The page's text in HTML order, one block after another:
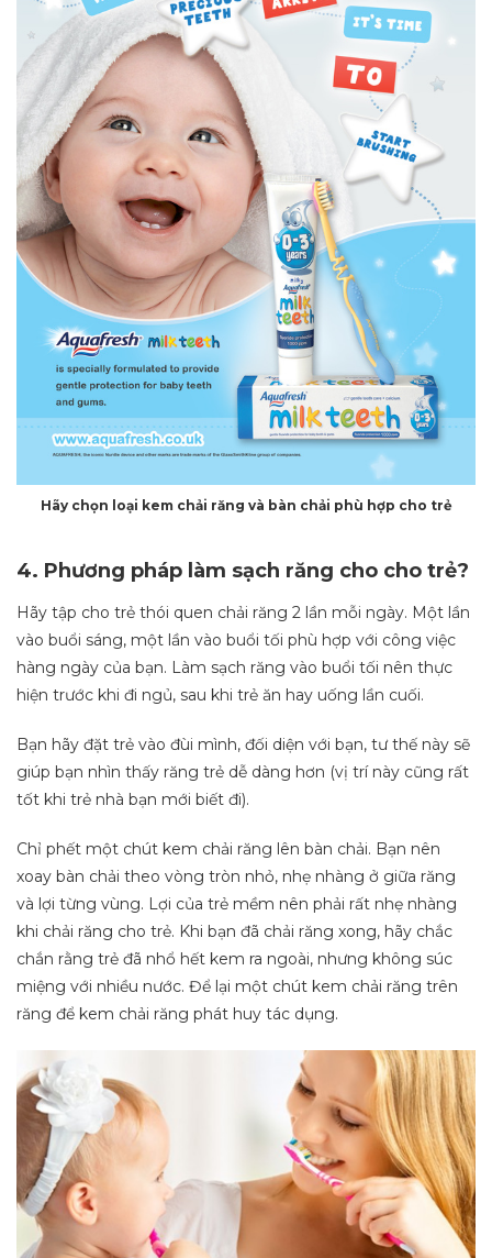
Hãy chọn loại kem chải răng và bàn chải phù hợp cho trẻ
4. Phương pháp làm sạch răng cho cho trẻ?
Hãy tập cho trẻ thói quen chải răng 2 lần mỗi ngày. Một lần
vào buổi sáng, một lần vào buổi tối phù hợp với công việc
hàng ngày của bạn. Làm sạch răng vào buổi tối nên thực
hiện trước khi đi ngủ, sau khi trẻ ăn hay uống lần cuối.
Bạn hãy đặt trẻ vào đùi mình, đối diện với bạn, tư thế này sẽ
giúp bạn nhìn thấy răng trẻ dễ dàng hơn (vị trí này cũng rất
tốt khi trẻ nhà bạn mới biết đi).
Chỉ phết một chút kem chải răng lên bàn chải. Bạn nên
xoay bàn chải theo vòng tròn nhỏ, nhẹ nhàng ở giữa răng
và lợi từng vùng. Lợi của trẻ mềm nên phải rất nhẹ nhàng
khi chải răng cho trẻ. Khi bạn đã chải răng xong, hãy chắc
chắn rằng trẻ đã nhổ hết kem ra ngoài, nhưng không súc
miệng với nhiều nước. Để lại một chút kem chải răng trên
răng để kem chải răng phát huy tác dụng.